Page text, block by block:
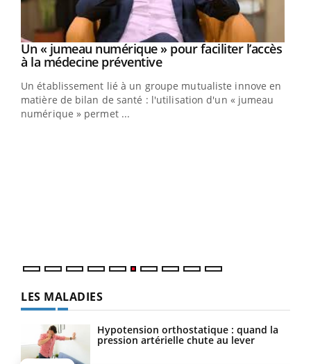
Youtube
Un « jumeau numérique » pour faciliter l’accès
à la médecine préventiveYoutube
Un établissement lié à un groupe mutualiste innove en
matière de bilan de santé : l'utilisation d'un « jumeau
numérique » permet ...
LES MALADIES
Hypotension orthostatique : quand la
pression artérielle chute au lever